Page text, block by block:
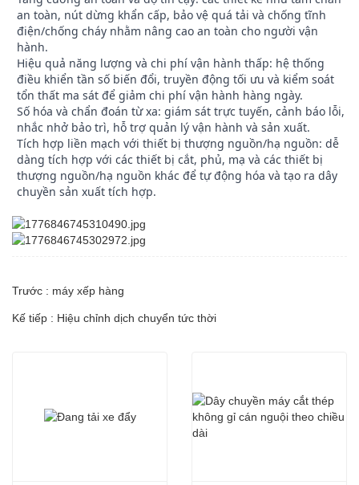
an toàn, nút dừng khẩn cấp, bảo vệ quá tải và chống tĩnh
điện/chống cháy nhằm nâng cao an toàn cho người vận
hành.
Hiệu quả năng lượng và chi phí vận hành thấp: hệ thống
điều khiển tần số biến đổi, truyền động tối ưu và kiểm soát
tổn thất ma sát để giảm chi phí vận hành hàng ngày.
Số hóa và chẩn đoán từ xa: giám sát trực tuyến, cảnh báo lỗi,
nhắc nhở bảo trì, hỗ trợ quản lý vận hành và sản xuất.
Tích hợp liền mạch với thiết bị thượng nguồn/hạ nguồn: dễ
dàng tích hợp với các thiết bị cắt, phủ, mạ và các thiết bị
thượng nguồn/hạ nguồn khác để tự động hóa và tạo ra dây
chuyền sản xuất tích hợp.
Trước : máy xếp hàng
Kế tiếp : Hiệu chỉnh dịch chuyển tức thời